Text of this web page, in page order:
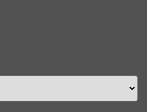
RSS